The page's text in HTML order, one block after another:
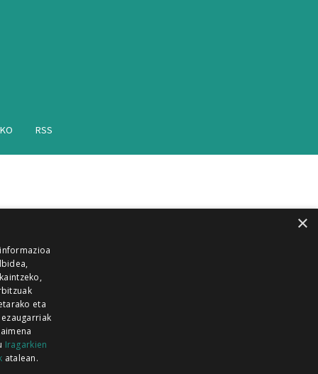
RSS
GUKA
×
eta
Iragarkien
atalean.